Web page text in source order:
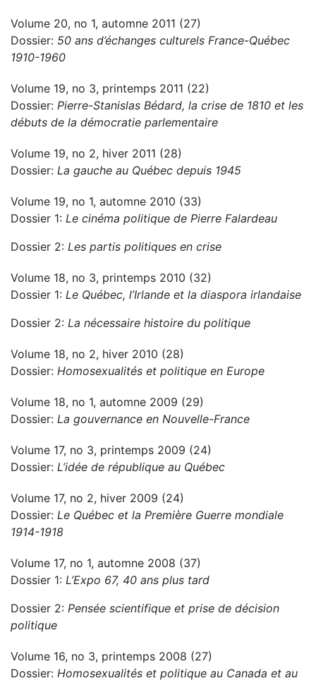
Volume 20, no 1, automne 2011 (27)
Dossier: 50 ans d’échanges culturels France-Québec
1910-1960
Volume 19, no 3, printemps 2011 (22)
Dossier: Pierre-Stanislas Bédard, la crise de 1810 et les
débuts de la démocratie parlementaire
Volume 19, no 2, hiver 2011 (28)
Dossier: La gauche au Québec depuis 1945
Volume 19, no 1, automne 2010 (33)
Dossier 1: Le cinéma politique de Pierre Falardeau
Dossier 2: Les partis politiques en crise
Volume 18, no 3, printemps 2010 (32)
Dossier 1: Le Québec, l’Irlande et la diaspora irlandaise
Dossier 2: La nécessaire histoire du politique
Volume 18, no 2, hiver 2010 (28)
Dossier: Homosexualités et politique en Europe
Volume 18, no 1, automne 2009 (29)
Dossier: La gouvernance en Nouvelle-France
Volume 17, no 3, printemps 2009 (24)
Dossier: L’idée de république au Québec
Volume 17, no 2, hiver 2009 (24)
Dossier: Le Québec et la Première Guerre mondiale
1914-1918
Volume 17, no 1, automne 2008 (37)
Dossier 1: L’Expo 67, 40 ans plus tard
Dossier 2: Pensée scientifique et prise de décision
politique
Volume 16, no 3, printemps 2008 (27)
Dossier: Homosexualités et politique au Canada et au